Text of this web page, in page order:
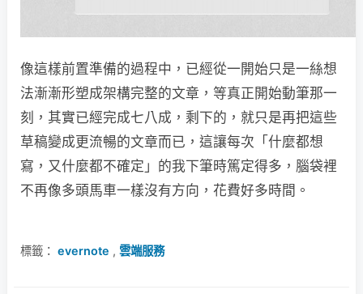
像這樣前置準備的過程中，已經從一開始只是一絲想
法漸漸形塑成架構完整的文章，等真正開始動筆那一
刻，其實已經完成七八成，剩下的，就只是再把這些
草稿變成更流暢的文章而已，這讓每次「什麼都想
寫，又什麼都不確定」的我下筆時篤定得多，腦袋裡
不再像多頭馬車一樣沒有方向，花費好多時間。
標籤： evernote , 雲端服務